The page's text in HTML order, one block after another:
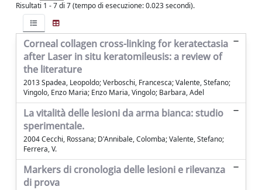
Risultati 1 - 7 di 7 (tempo di esecuzione: 0.023 secondi).
Corneal collagen cross-linking for keratectasia
after Laser in situ keratomileusis: a review of
the literature
2013 Spadea, Leopoldo; Verboschi, Francesca; Valente, Stefano;
Vingolo, Enzo Maria; Enzo Maria, Vingolo; Barbara, Adel
La vitalità delle lesioni da arma bianca: studio
sperimentale.
2004 Cecchi, Rossana; D'Annibale, Colomba; Valente, Stefano;
Ferrera, V.
Markers di cronologia delle lesioni e rilevanza
di prova